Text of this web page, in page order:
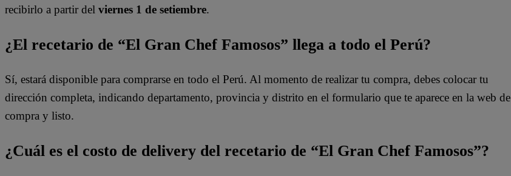
recibirlo a partir del viernes 1 de setiembre.
¿El recetario de “El Gran Chef Famosos” llega a todo el Perú?
Sí, estará disponible para comprarse en todo el Perú. Al momento de realizar tu compra, debes colocar tu
dirección completa, indicando departamento, provincia y distrito en el formulario que te aparece en la web de
compra y listo.
¿Cuál es el costo de delivery del recetario de “El Gran Chef Famosos”?